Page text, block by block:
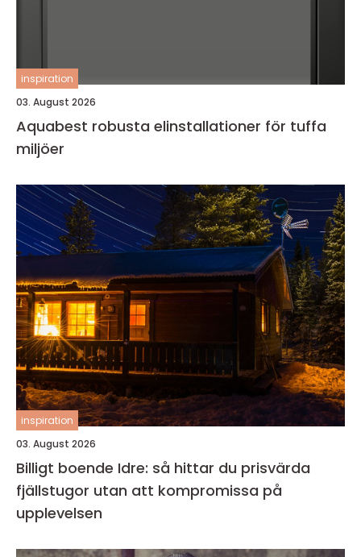
inspiration
03. August 2026
Aquabest robusta elinstallationer för tuffa
miljöer
inspiration
03. August 2026
Billigt boende Idre: så hittar du prisvärda
fjällstugor utan att kompromissa på
upplevelsen